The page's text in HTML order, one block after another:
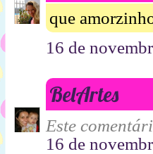
que
16 de
BelArtes
Este
16 de